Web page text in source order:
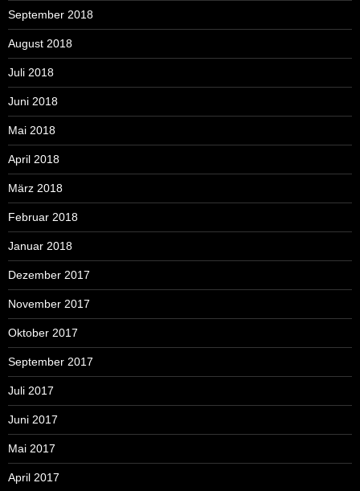
September 2018
August 2018
Juli 2018
Juni 2018
Mai 2018
April 2018
März 2018
Februar 2018
Januar 2018
Dezember 2017
November 2017
Oktober 2017
September 2017
Juli 2017
Juni 2017
Mai 2017
April 2017